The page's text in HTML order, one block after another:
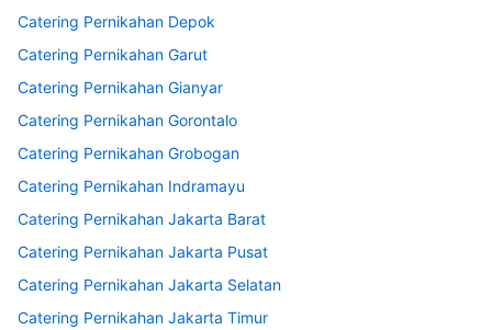
Catering Pernikahan Depok
Catering Pernikahan Garut
Catering Pernikahan Gianyar
Catering Pernikahan Gorontalo
Catering Pernikahan Grobogan
Catering Pernikahan Indramayu
Catering Pernikahan Jakarta Barat
Catering Pernikahan Jakarta Pusat
Catering Pernikahan Jakarta Selatan
Catering Pernikahan Jakarta Timur